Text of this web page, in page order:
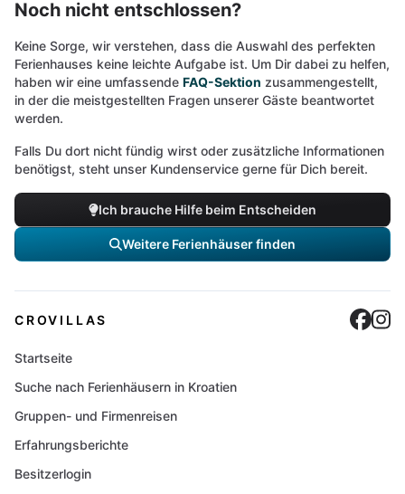
Noch nicht entschlossen?
Keine Sorge, wir verstehen, dass die Auswahl des perfekten
Ferienhauses keine leichte Aufgabe ist. Um Dir dabei zu helfen,
haben wir eine umfassende FAQ-Sektion zusammengestellt,
in der die meistgestellten Fragen unserer Gäste beantwortet
werden.
Falls Du dort nicht fündig wirst oder zusätzliche Informationen
benötigst, steht unser Kundenservice gerne für Dich bereit.
Ich brauche Hilfe beim Entscheiden
Weitere Ferienhäuser finden
CROVILLAS
Startseite
Suche nach Ferienhäusern in Kroatien
Gruppen- und Firmenreisen
Erfahrungsberichte
Besitzerlogin